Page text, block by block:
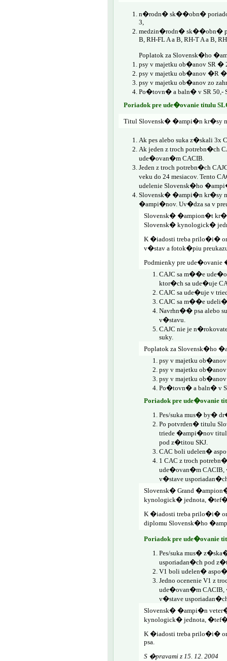
n�rodn� sk��obn� poriadok:
3,
medzin�rodn� sk��obn�
B, RH-FL A a B, RH-T A a B,
Poplatok za Slovensk�ho
psy v majetku ob�anov SR �
psy v majetku ob�anov �R
psy v majetku ob�anov zo
Po�tovn� a baln� v SR 50,-
Poriadok pre ude�ovanie titulu
Titul Slovensk� �ampi�n kr�sy
Ak pes alebo suka z�skali 3x
Ak jeden z troch potrebn�ch
ude�ovan�m CACIB.
Jeden z troch potrebn�ch
veku do 24 mesiacov. Tento
udelenie Slovensk�ho
Slovensk� �ampi�n kr�sy
�ampi�nov. Uv�dza sa v
Slovensk� �ampion�t
Slovensk� kynologick�
K �iadosti treba prilo�i�
v�stav a fotok�piu
Podmienky pre ude�ovanie
CAJC sa m��e
ktor�ch sa ude�uje
CAJC sa ude�uje v
CAJC sa m��e udeli�
Navrhn�� psa alebo
v�stavu.
CAJC nie je
suky.
Poplatok za Slovensk�ho
psy v majetku
psy v majetku
psy v majetku
Po�tovn� a baln� v
Poriadok pre ude�ovanie
Pes/suka mus� by�
Po potvrden� titulu
triede �ampi�nov
pod z�titou SKJ.
CAC boli udelen�
1 CAC z troch
ude�ovan�m
v�stave
Slovensk� Grand
kynologick� jednota,
K �iadosti treba prilo�i�
diplomu Slovensk�ho
Poriadok pre ude�ovanie
Pes/suka mus�
usporiadan�ch pod
V1 boli udelen�
Jedno ocenenie V1 z
ude�ovan�m
v�stave
Slovensk� �ampi�n
kynologick� jednota,
K �iadosti treba prilo�i�
psa.
S �pravami z 15. 12. 2004